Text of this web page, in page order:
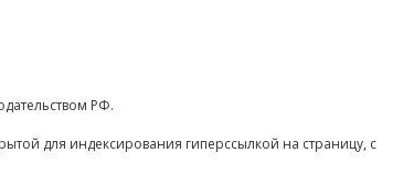
РФ.
для индексирования гиперссылкой на страницу, с